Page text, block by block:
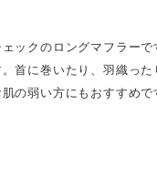
ックのロングマフラー
首に巻いたり、羽織っ
の弱い方にもおすすめで